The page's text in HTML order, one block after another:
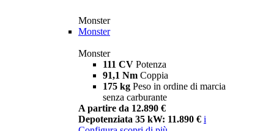
Monster
Monster
Monster
111 CV Potenza
91,1 Nm Coppia
175 kg Peso in ordine di marcia
senza carburante
A partire da 12.890 €
Depotenziata 35 kW: 11.890 € i